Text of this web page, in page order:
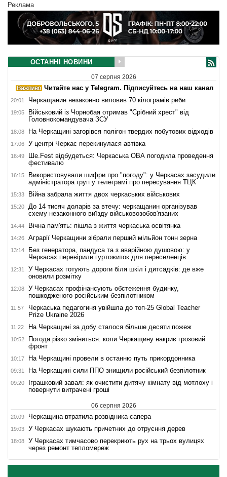
Реклама
ОСТАННІ НОВИНИ
07 серпня 2026
Читайте нас у Telegram. Підписуйтесь на наш канал
20:01 Черкащанин незаконно виловив 70 кілограмів риби
19:05
Військовий із Чорнобая отримав "Срібний хрест" від
Головнокомандувача ЗСУ
18:08 На Черкащині загорівся полігон твердих побутових відходів
17:06 У центрі Черкас перекинулася автівка
16:49
Ше.Fest відбудеться: Черкаська ОВА погодила проведення
фестивалю
16:15
Використовували шифри про "погоду": у Черкасах засудили
адміністратора груп у телеграмі про пересування ТЦК
15:33 Війна забрала життя двох черкаських військових
15:20
До 14 тисяч доларів за втечу: черкащанин організував
схему незаконного виїзду військовозобов'язаних
14:44 Вічна пам'ять: пішла з життя черкаська освітянка
14:26 Аграрії Черкащини зібрали перший мільйон тонн зерна
13:14
Без генератора, пандуса та з аварійною душовою: у
Черкасах перевірили гуртожиток для переселенців
12:31
У Черкасах готують дороги біля шкіл і дитсадків: де вже
оновили розмітку
12:08
У Черкасах профінансують обстеження будинку,
пошкодженого російським безпілотником
11:57
Черкаська педагогиня увійшла до топ-25 Global Teacher
Prize Ukraine 2026
11:22 На Черкащині за добу сталося більше десяти пожеж
10:52
Погода різко зміниться: коли Черкащину накриє грозовий
фронт
10:17 На Черкащині провели в останню путь прикордонника
09:31 На Черкащині сили ППО знищили російський безпілотник
09:20
Іграшковий завал: як очистити дитячу кімнату від мотлоху і
повернути витрачені гроші
06 серпня 2026
20:09 Черкащина втратила розвідника-сапера
19:03 У Черкасах шукають причетних до отруєння дерев
18:08
У Черкасах тимчасово перекриють рух на трьох вулицях
через ремонт тепломереж